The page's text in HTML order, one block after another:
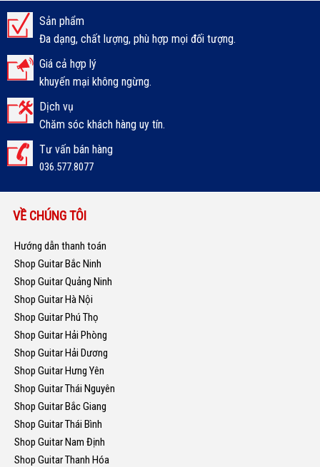
Sản phẩm
Đa dạng, chất lượng, phù hợp mọi đối tượng.
Giá cả hợp lý
khuyến mại không ngừng.
Dịch vụ
Chăm sóc khách hàng uy tín.
Tư vấn bán hàng
036.577.8077
VỀ CHÚNG TÔI
Hướng dẫn thanh toán
Shop Guitar Bắc Ninh
Shop Guitar Quảng Ninh
Shop Guitar Hà Nội
Shop Guitar Phú Thọ
Shop Guitar Hải Phòng
Shop Guitar Hải Dương
Shop Guitar Hưng Yên
Shop Guitar Thái Nguyên
Shop Guitar Bắc Giang
Shop Guitar Thái Bình
Shop Guitar Nam Định
Shop Guitar Thanh Hóa